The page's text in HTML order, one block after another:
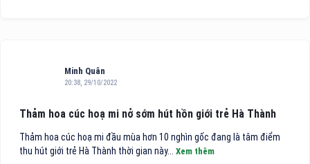
Minh Quân
20:38, 29/10/2022
Thảm hoa cúc hoạ mi nở sớm hút hồn giới trẻ Hà Thành
Thảm hoa cúc hoạ mi đầu mùa hơn 10 nghìn gốc đang là tâm điểm
thu hút giới trẻ Hà Thành thời gian này... Xem thêm